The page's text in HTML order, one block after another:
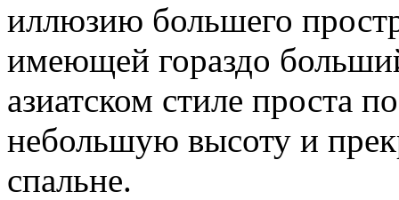
иллюзию большего
имеющей гораздо
азиатском стиле проста
небольшую высоту и
спальне.